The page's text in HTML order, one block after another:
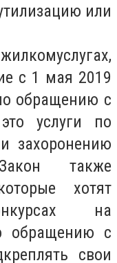
или
с 1 мая 2019
обращению с
услуги по
захоронению
также
хотят
на
обращению с
свои